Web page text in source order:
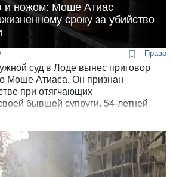
и ножом: Моше Атиас
сроку за убийство
Право
суд в Лоде вынес приговор
Моше Атиаса. Он признан
при отягчающих
бывшей супруги, 54-летней